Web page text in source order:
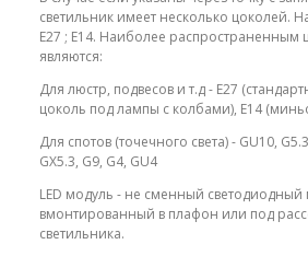
светильник имеет несколько цоколей.
E27 ; E14. Наиболее распространенным
являются:
Для люстр, подвесов и т.д - E27
цоколь под лампы с колбами), E14
Для спотов (точечного света) - GU10,
GX5.3, G9, G4, GU4
LED модуль - не сменный светодиодный
вмонтированный в плафон или под
светильника.